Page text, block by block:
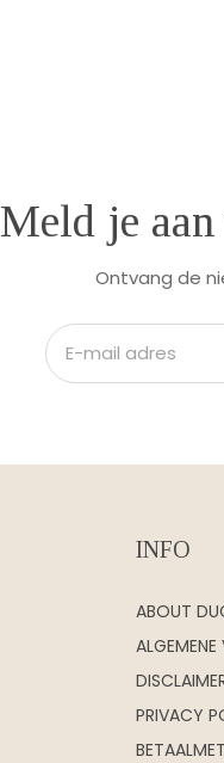
Meld je
Ontvang de
INFO
ABOUT
PRIVACY